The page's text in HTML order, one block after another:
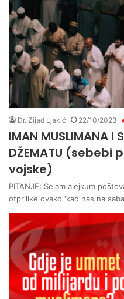
Dr. Zijad Ljakić 22/10/2023
IMAN MUSLIMANA I
DŽEMATU
vojske)
PITANJE: Selam alejkum
otprilike ovako 'kad nas na